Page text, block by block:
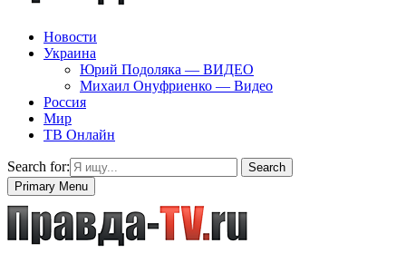
Новости
Украина
Юрий Подоляка — ВИДЕО
Михаил Онуфриенко — Видео
Россия
Мир
ТВ Онлайн
Search for:
Search
Primary Menu